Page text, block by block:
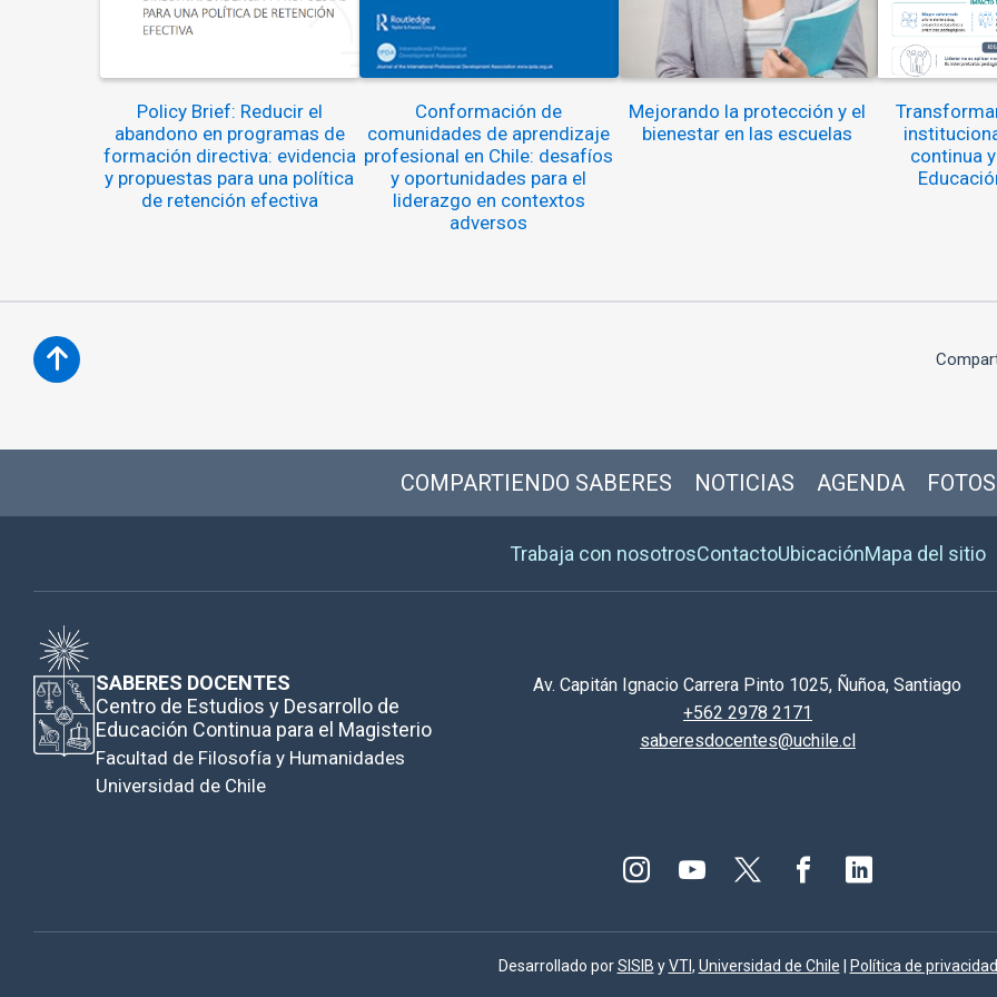
Policy Brief: Reducir el
abandono en programas de
formación directiva: evidencia
y propuestas para una política
de retención efectiva
Conformación de
comunidades de aprendizaje
profesional en Chile: desafíos
y oportunidades para el
liderazgo en contextos
adversos
Mejorando la protección y el
bienestar en las escuelas
continua
COMPARTIENDO SABERES NOTICIAS AGENDA FOTOS
Trabaja con nosotrosContactoUbicaciónMapa del sitio
SABERES DOCENTES
Centro de Estudios y Desarrollo de
Educación Continua para el Magisterio
Facultad de Filosofía y Humanidades
Universidad de Chile
Av. Capitán Ignacio Carrera Pinto 1025, Ñuñoa, Santiago
+562 2978 2171
saberesdocentes@uchile.cl
Desarrollado porSISIB yVTI, Universidad de Chile Política de privacidad